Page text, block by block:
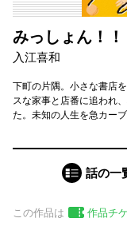
みっしょん！！
入江喜和
下町の片隅。小さな書店
スな家事と店番に追われ
た。未知の人生を急カ
話の一
この作品は 作品チ